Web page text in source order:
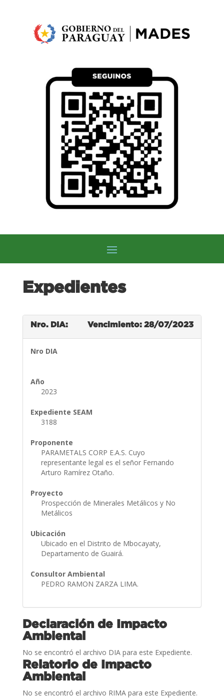
Expedientes
Nro. DIA: Vencimiento: 28/07/2023
Nro DIA
Año
2023
Expediente SEAM
3188
Proponente
PARAMETALS CORP E.A.S. Cuyo
representante legal es el señor Fernando
Arturo Ramírez Otaño.
Proyecto
Prospección de Minerales Metálicos y No
Metálicos
Ubicación
Ubicado en el Distrito de Mbocayaty,
Departamento de Guairá.
Consultor Ambiental
PEDRO RAMON ZARZA LIMA.
Declaración de Impacto
Ambiental
No se encontró el archivo DIA para este Expediente.
Relatorio de Impacto
Ambiental
No se encontró el archivo RIMA para este Expediente.